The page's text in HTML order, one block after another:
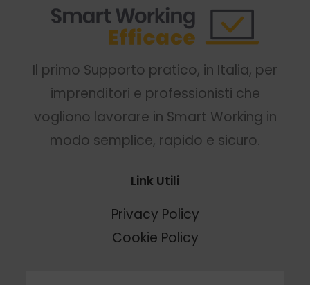
Il primo Supporto pratico, in Italia, per
imprenditori e professionisti che
vogliono lavorare in Smart Working in
modo semplice, rapido e sicuro.
Link Utili
Privacy Policy
Cookie Policy